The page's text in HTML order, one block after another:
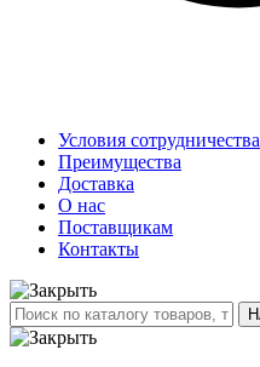
Условия сотрудничества
Преимущества
Доставка
О нас
Поставщикам
Контакты